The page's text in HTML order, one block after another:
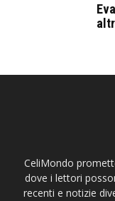
CeliMondo
dove i lettori
recenti e notizie